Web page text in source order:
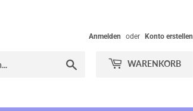
Anmelden oder Konto erstellen
WARENKORB